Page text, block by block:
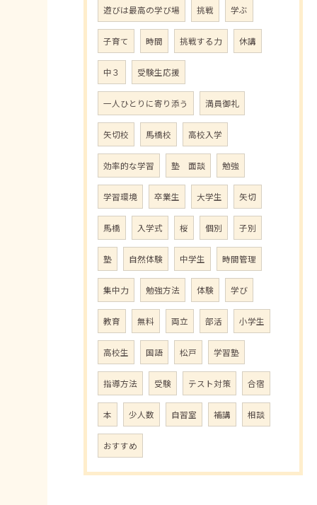
遊びは最高の学び場 挑戦 学ぶ
子育て 時間 挑戦する力 休講
中３ 受験生応援
一人ひとりに寄り添う 満員御礼
矢切校 馬橋校 高校入学
効率的な学習 塾 面談 勉強
学習環境 卒業生 大学生 矢切
馬橋 入学式 桜 個別 子別
塾 自然体験 中学生 時間管理
集中力 勉強方法 体験 学び
教育 無料 両立 部活 小学生
高校生 国語 松戸 学習塾
指導方法 受験 テスト対策 合宿
本 少人数 自習室 補講 相談
おすすめ